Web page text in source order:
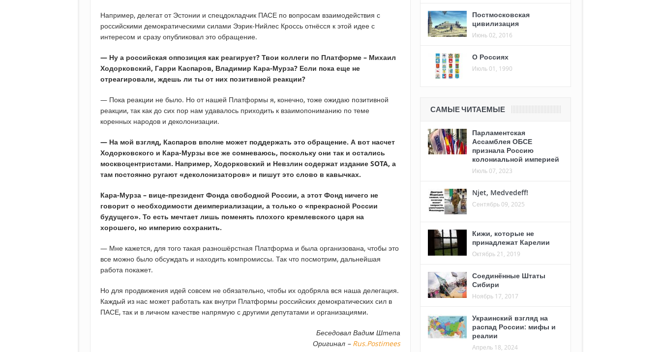
Например, делегат от Эстонии и спецдокладчик ПАСЕ по вопросам взаимодействия с
российскими демократическими силами Ээрик-Нийлес Кроссь отнёсся к этой идее с
интересом и сразу опубликовал это обращение.
— Ну а российская оппозиция как реагирует? Твои коллеги по Платформе – Михаил
Ходорковский, Гарри Каспаров, Владимир Кара-Мурза? Если пока еще не
отреагировали, ждешь ли ты от них позитивной реакции?
— Пока реакции не было. Но от нашей Платформы я, конечно, тоже ожидаю позитивной
реакции, так как до сих пор нам удавалось приходить к взаимопониманию по теме
коренных народов и деколонизации.
— На мой взгляд, Каспаров вполне может поддержать это обращение. А вот насчет
Ходорковского и Кара-Мурзы все же сомневаюсь, поскольку они так и остались
москвоцентристами. Например, Ходорковский и Невзлин содержат издание SOTA, а
там постоянно ругают «деколонизаторов» и пишут это слово в кавычках.
Кара-Мурза – вице-президент Фонда свободной России, а этот Фонд ничего не
говорит о необходимости деимпериализации, а только о «прекрасной России
будущего». То есть мечтает лишь поменять плохого кремлевского царя на
хорошего, но империю сохранить.
— Мне кажется, для того такая разношёрстная Платформа и была организована, чтобы это
все можно было обсуждать и находить компромиссы. Так что посмотрим, дальнейшая
работа покажет.
Но для продвижения идей совсем не обязательно, чтобы их одобряла вся наша делегация.
Каждый из нас может работать как внутри Платформы российских демократических сил в
ПАСЕ, так и в личном качестве напрямую с другими депутатами и организациями.
Беседовал Вадим Штепа
Оригинал – Rus.Postimees
Постмосковская
цивилизация
Июнь 02, 2016
О Россиях
Июль 01, 1990
САМЫЕ ЧИТАЕМЫЕ
Парламентская
Ассамблея ОБСЕ
признала Россию
колониальной империей
Июль 07, 2023
Njet, Medvedeff!
Сентябрь 09, 2025
Кижи, которые не
принадлежат Карелии
Октябрь 21, 2019
Соединённые Штаты
Сибири
Ноябрь 17, 2017
Украинский взгляд на
распад России: мифы и
реалии
Апрель 18, 2024